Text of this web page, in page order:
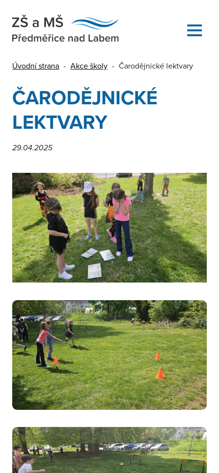
Úvodní strana - Akce školy - Čarodějnické lektvary
ČARODĚJNICKÉ
LEKTVARY
29.04.2025